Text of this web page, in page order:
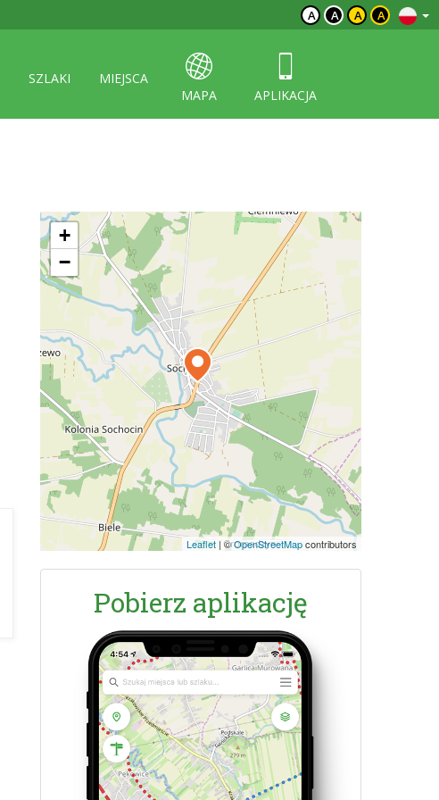
A A A A
SZLAKI
MIEJSCA
MAPA
APLIKACJA
+
−
Leaflet | ©OpenStreetMapcontributors
Pobierz aplikację